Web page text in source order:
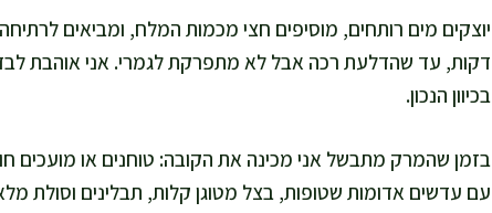
דקות, עד שהדלעת רכה אבל לא מתפרקת לגמרי. אני אוהבת
בכיוון הנכון.
בזמן שהמרק מתבשל אני מכינה את הקובה: טוחנים או מועכים
עם עדשים אדומות שטופות, בצל מטוגן קלות, תבלינים וסולת